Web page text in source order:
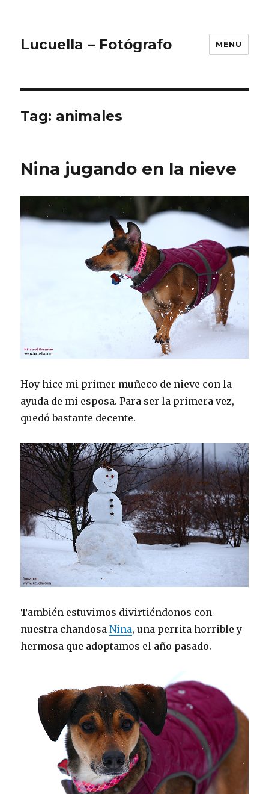
Lucuella – Fotógrafo MENU
Tag: animales
Nina jugando en la nieve
Hoy hice mi primer muñeco de nieve con la
ayuda de mi esposa. Para ser la primera vez,
quedó bastante decente.
También estuvimos divirtiéndonos con
nuestra chandosaNina, una perrita horrible y
hermosa que adoptamos el año pasado.